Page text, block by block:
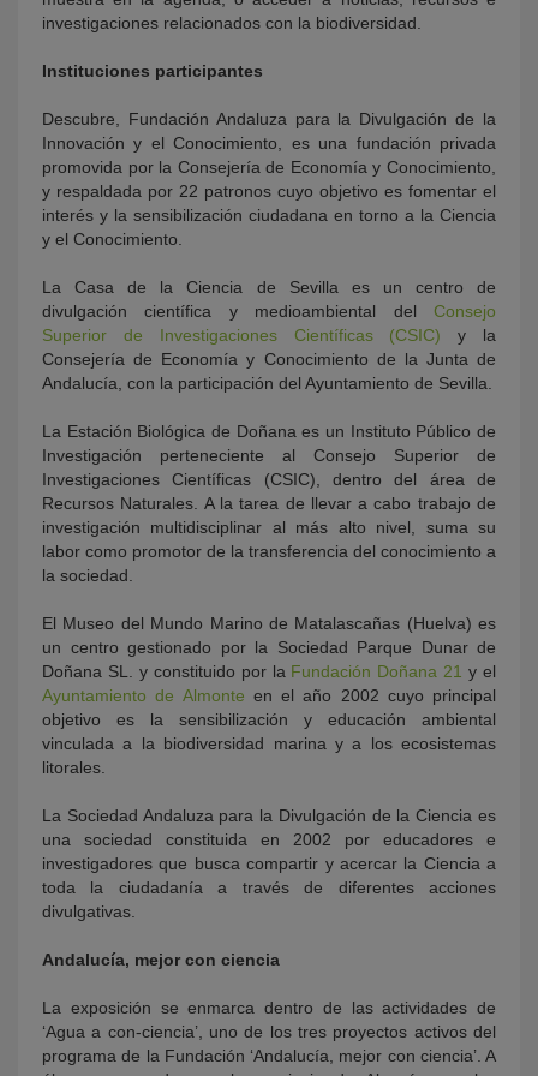
investigaciones relacionados con la biodiversidad.
Instituciones participantes
Descubre, Fundación Andaluza para la Divulgación de la
Innovación y el Conocimiento, es una fundación privada
promovida por la Consejería de Economía y Conocimiento,
y respaldada por 22 patronos cuyo objetivo es fomentar el
interés y la sensibilización ciudadana en torno a la Ciencia
y el Conocimiento.
La Casa de la Ciencia de Sevilla es un centro de
divulgación científica y medioambiental del Consejo
Superior de Investigaciones Científicas (CSIC) y la
Consejería de Economía y Conocimiento de la Junta de
Andalucía, con la participación del Ayuntamiento de Sevilla.
La Estación Biológica de Doñana es un Instituto Público de
Investigación perteneciente al Consejo Superior de
Investigaciones Científicas (CSIC), dentro del área de
Recursos Naturales. A la tarea de llevar a cabo trabajo de
investigación multidisciplinar al más alto nivel, suma su
labor como promotor de la transferencia del conocimiento a
la sociedad.
El Museo del Mundo Marino de Matalascañas (Huelva) es
un centro gestionado por la Sociedad Parque Dunar de
Doñana SL. y constituido por la Fundación Doñana 21 y el
Ayuntamiento de Almonte en el año 2002 cuyo principal
objetivo es la sensibilización y educación ambiental
vinculada a la biodiversidad marina y a los ecosistemas
litorales.
La Sociedad Andaluza para la Divulgación de la Ciencia es
una sociedad constituida en 2002 por educadores e
investigadores que busca compartir y acercar la Ciencia a
toda la ciudadanía a través de diferentes acciones
divulgativas.
Andalucía, mejor con ciencia
La exposición se enmarca dentro de las actividades de
‘Agua a con-ciencia’, uno de los tres proyectos activos del
programa de la Fundación ‘Andalucía, mejor con ciencia’. A